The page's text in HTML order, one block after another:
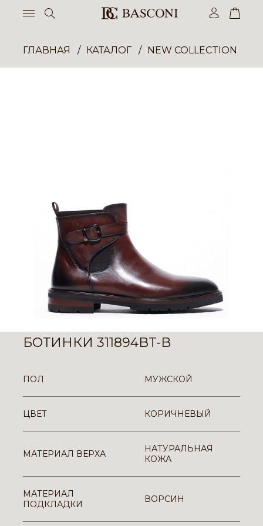
ГЛАВНАЯ КАТАЛОГ NEW COLLECTION
БОТИНКИ 311894BT-B
ПОЛ МУЖСКОЙ
ЦВЕТ КОРИЧНЕВЫЙ
МАТЕРИАЛ ВЕРХА
НАТУРАЛЬНАЯ
КОЖА
МАТЕРИАЛ
ПОДКЛАДКИ
ВОРСИН